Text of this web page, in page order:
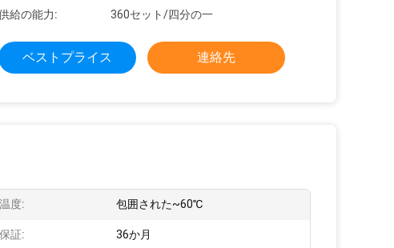
給の能力:
360セット/四分の一
ベストプライス 連絡先
温度: 包囲された~60℃
保証: 36か月